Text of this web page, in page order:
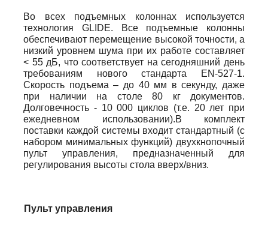
Во всех подъемных колоннах используется
технология GLIDE. Все подъемные колонны
обеспечивают перемещение высокой точности, а
низкий уровнем шума при их работе составляет
< 55 дБ, что соответствует на сегодняшний день
требованиям нового стандарта EN-527-1.
Скорость подъема – до 40 мм в секунду, даже
при наличии на столе 80 кг документов.
Долговечность - 10 000 циклов (т.е. 20 лет при
ежедневном использовании).В комплект
поставки каждой системы входит стандартный (с
набором минимальных функций) двухкнопочный
пульт управления, предназначенный для
регулирования высоты стола вверх/вниз.
Пульт управления